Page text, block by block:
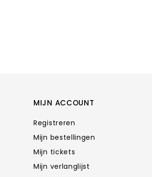
MIJN ACCOUNT
Registreren
Mijn bestellingen
Mijn tickets
Mijn verlanglijst